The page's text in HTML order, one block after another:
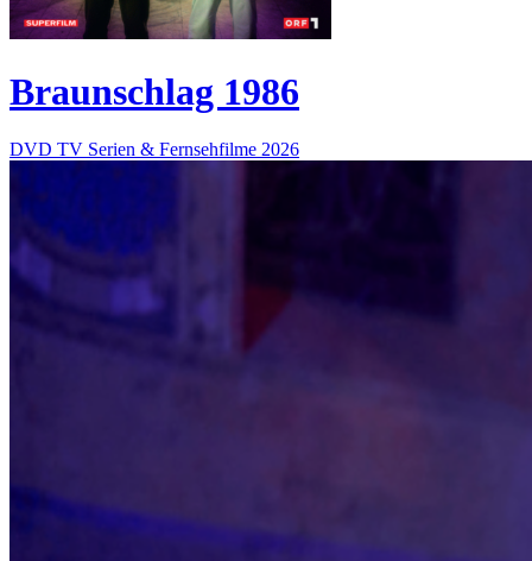
Braunschlag 1986
DVD TV Serien & Fernsehfilme 2026